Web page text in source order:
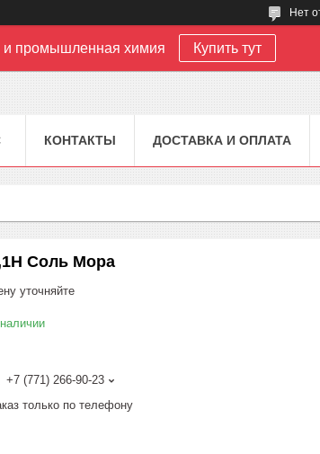
Нет
и промышленная химия Купить тут
КОНТАКТЫ ДОСТАВКА И ОПЛАТА
Соль Мора
уточняйте
+7 (771) 266-90-23
только по телефону